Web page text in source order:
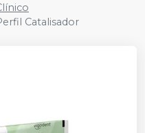
Catalisador